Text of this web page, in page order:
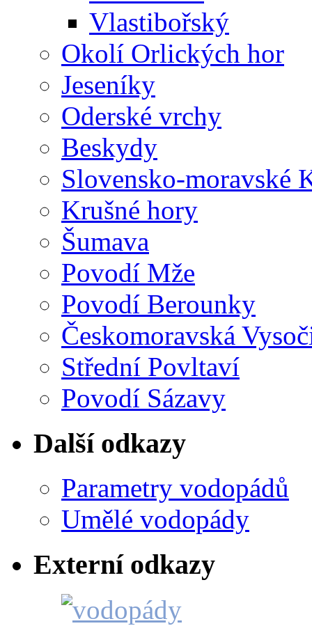
Vlastibořský
Okolí Orlických hor
Jeseníky
Oderské vrchy
Beskydy
Slovensko-moravské
Krušné hory
Šumava
Povodí Mže
Povodí Berounky
Českomoravská
Střední Povltaví
Povodí Sázavy
Další odkazy
Parametry vodopádů
Umělé vodopády
Externí odkazy